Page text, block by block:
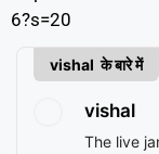
6?s=20
vishal के बारे में
vishal
The live